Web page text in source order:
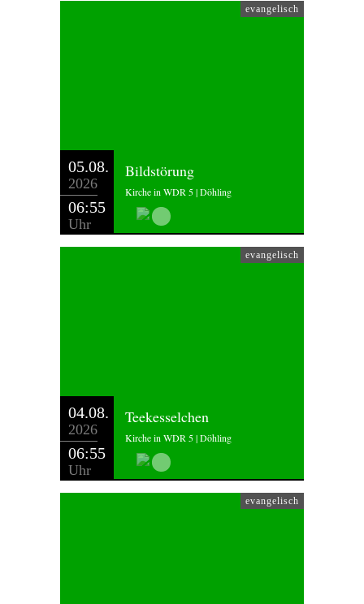
evangelisch
05.08.
2026
06:55
Uhr
Bildstörung
Kirche in WDR 5 | Döhling
evangelisch
04.08.
2026
06:55
Uhr
Teekesselchen
Kirche in WDR 5 | Döhling
evangelisch